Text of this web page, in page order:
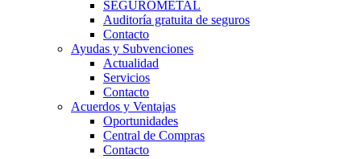
SEGUROMETAL
Auditoría gratuita de seguros
Contacto
Ayudas y Subvenciones
Actualidad
Servicios
Contacto
Acuerdos y Ventajas
Oportunidades
Central de Compras
Contacto